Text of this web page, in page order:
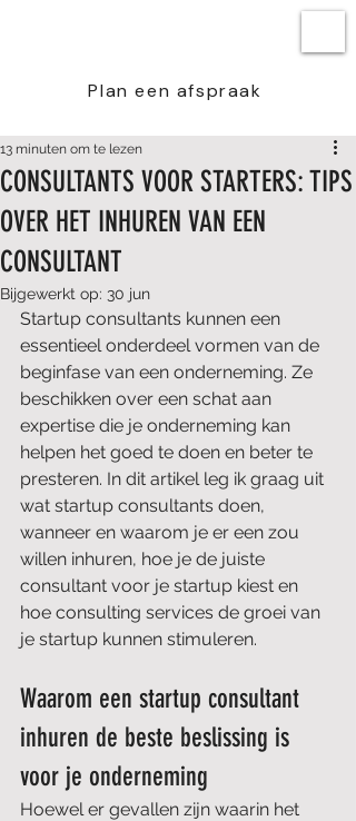
Plan een afspraak
CONSULTANTS VOOR STARTERS: TIPS
OVER HET INHUREN VAN EEN
CONSULTANT
13 minuten om te lezen
Bijgewerkt op: 30 jun
Startup consultants kunnen een
essentieel onderdeel vormen van de
beginfase van een onderneming. Ze
beschikken over een schat aan
expertise die je onderneming kan
helpen het goed te doen en beter te
presteren. In dit artikel leg ik graag uit
wat startup consultants doen,
wanneer en waarom je er een zou
willen inhuren, hoe je de juiste
consultant voor je startup kiest en
hoe consulting services de groei van
je startup kunnen stimuleren.
Waarom een startup consultant
inhuren de beste beslissing is
voor je onderneming
Hoewel er gevallen zijn waarin het